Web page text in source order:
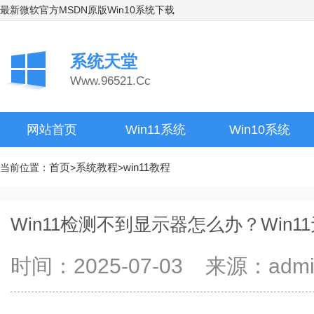
最新微软官方MSDN原版Win10系统下载
系统天堂
Www.96521.Cc
网站首页 Win11系统 Win10系统
当前位置： 首页>系统教程>win11教程
Win11检测不到显示器怎么办？
时间：2025-07-03 来源：